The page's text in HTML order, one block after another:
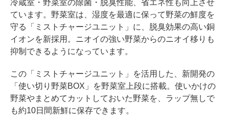
冷蔵室・野菜室の除菌・脱臭性能、省エネ性も向上させ
ています。野菜室は、湿度を最適に保って野菜の鮮度を
守る「ミストチャージユニット」に、脱臭効果の高い銅
イオンを新採用。ニオイの強い野菜からのニオイ移りも
抑制できるようになっています。
この「ミストチャージユニット」を活用した、新開発の
「使い切り野菜BOX」を野菜室上段に搭載。使いかけの
野菜やまとめてカットしておいた野菜を、ラップ無しで
も約10日間新鮮に保存できます。